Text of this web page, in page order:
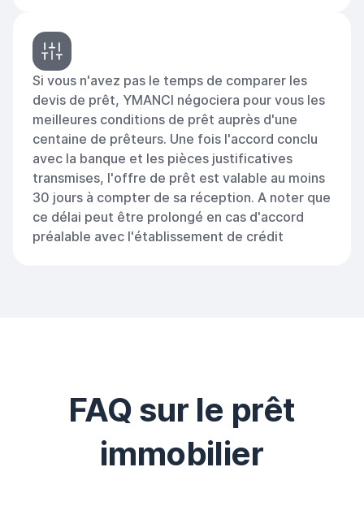
Si vous n'avez pas le temps de comparer les
devis de prêt, YMANCI négociera pour vous les
meilleures conditions de prêt auprès d'une
centaine de prêteurs. Une fois l'accord conclu
avec la banque et les pièces justificatives
transmises, l'offre de prêt est valable au moins
30 jours à compter de sa réception. A noter que
ce délai peut être prolongé en cas d'accord
préalable avec l'établissement de crédit
FAQ sur le prêt
immobilier